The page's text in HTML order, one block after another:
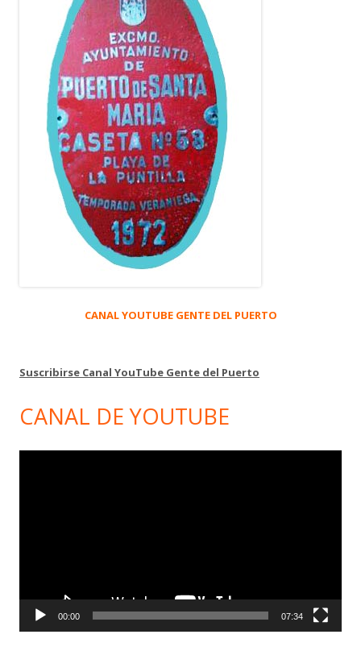
CANAL YOUTUBE GENTE DEL PUERTO
Suscribirse Canal YouTube Gente del Puerto
CANAL DE YOUTUBE
00:00 07:34